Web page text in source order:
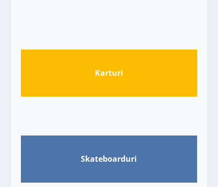
Karturi
Skateboarduri